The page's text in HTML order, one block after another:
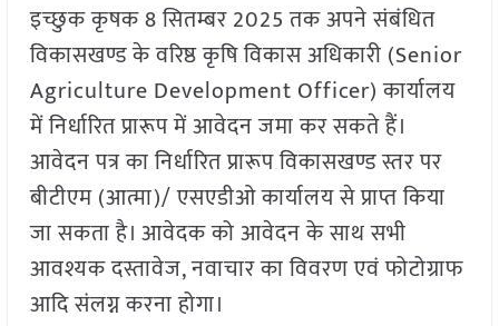
इच्छुक कृषक 8 सितम्बर 2025 तक अपने संबंधित
विकासखण्ड के वरिष्ठ कृषि विकास अधिकारी (Senior
Agriculture Development Officer) कार्यालय
में निर्धारित प्रारूप में आवेदन जमा कर सकते हैं।
आवेदन पत्र का निर्धारित प्रारूप विकासखण्ड स्तर पर
बीटीएम (आत्मा)/ एसएडीओ कार्यालय से प्राप्त किया
जा सकता है। आवेदक को आवेदन के साथ सभी
आवश्यक दस्तावेज, नवाचार का विवरण एवं फोटोग्राफ
आदि संलग्न करना होगा।